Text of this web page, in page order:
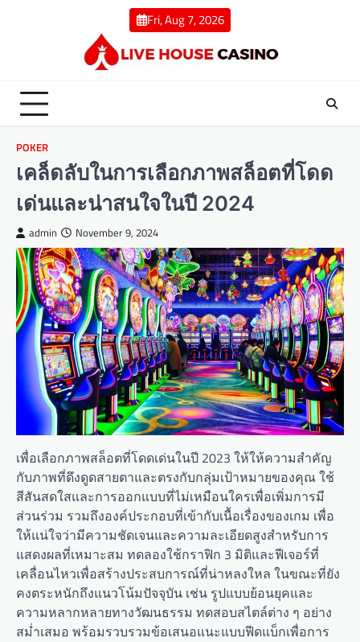
Fri, Aug 7, 2026
POKER
เคล็ดลับในการเลือกภาพสล็อตที่โดด
เด่นและน่าสนใจในปี 2024
admin November 9, 2024
เพื่อเลือกภาพสล็อตที่โดดเด่นในปี 2023 ให้ให้ความสำคัญ
กับภาพที่ดึงดูดสายตาและตรงกับกลุ่มเป้าหมายของคุณ ใช้
สีสันสดใสและการออกแบบที่ไม่เหมือนใครเพื่อเพิ่มการมี
ส่วนร่วม รวมถึงองค์ประกอบที่เข้ากับเนื้อเรื่องของเกม เพื่อ
ให้แน่ใจว่ามีความชัดเจนและความละเอียดสูงสำหรับการ
แสดงผลที่เหมาะสม ทดลองใช้กราฟิก 3 มิติและฟีเจอร์ที่
เคลื่อนไหวเพื่อสร้างประสบการณ์ที่น่าหลงใหล ในขณะที่ยัง
คงตระหนักถึงแนวโน้มปัจจุบัน เช่น รูปแบบย้อนยุคและ
ความหลากหลายทางวัฒนธรรม ทดสอบสไตล์ต่าง ๆ อย่าง
สม่ำเสมอ พร้อมรวบรวมข้อเสนอแนะแบบฟีดแบ็กเพื่อการ